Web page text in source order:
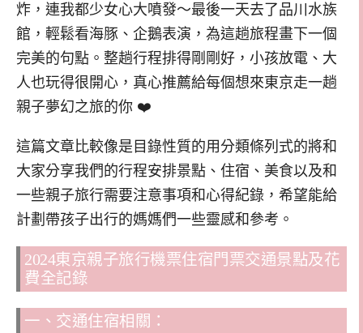
炸，連我都少女心大噴發～最後一天去了品川水族
館，輕鬆看海豚、企鵝表演，為這趟旅程畫下一個
完美的句點。整趟行程排得剛剛好，小孩放電、大
人也玩得很開心，真心推薦給每個想來東京走一趟
親子夢幻之旅的你 ❤️
這篇文章比較像是目錄性質的用分類條列式的將和
大家分享我們的行程安排景點、住宿、美食以及和
一些親子旅行需要注意事項和心得紀錄， 希望能給
計劃帶孩子出行的媽媽們一些靈感和參考。
2024東京親子旅行機票住宿門票交通景點及花
費全記錄
一、交通住宿相關：